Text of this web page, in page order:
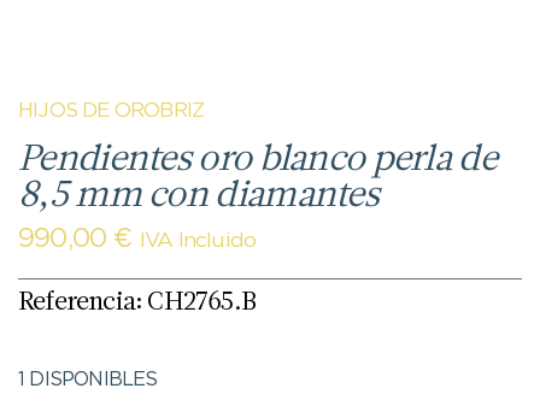
HIJOS DE OROBRIZ
Pendientes oro blanco perla de
8,5 mm con diamantes
990,00 € IVA Incluido
Referencia: CH2765.B
1 DISPONIBLES